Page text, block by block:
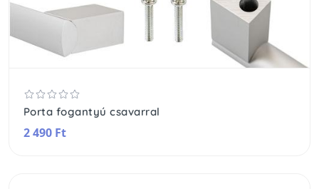
Porta fogantyú csavarral
2 490 Ft